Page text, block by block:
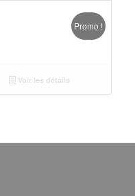
Promo !
Voir les détails